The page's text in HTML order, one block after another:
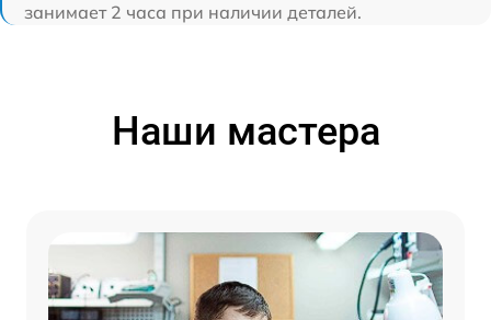
занимает 2 часа при наличии деталей.
Наши мастера